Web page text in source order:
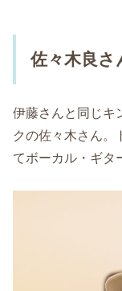
佐々木良さ
伊藤さんと同じキ
クの佐々木さん。
てボーカル・ギタ